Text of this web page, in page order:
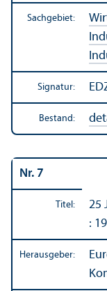
Sachgebiet:
Signatur:
Bestand:
Nr. 7
Titel:
25
:
Herausgeber: